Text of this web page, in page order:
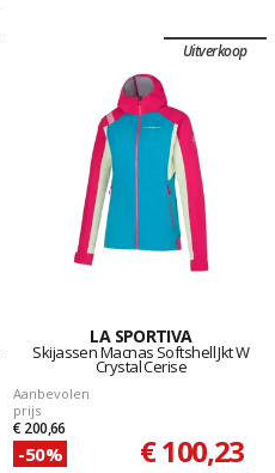
Uitverkoop
LA SPORTIVA
Skijassen Macnas Softshell Jkt W
Crystal Cerise
Aanbevolen
prijs
€ 200,66
-50% € 100,23